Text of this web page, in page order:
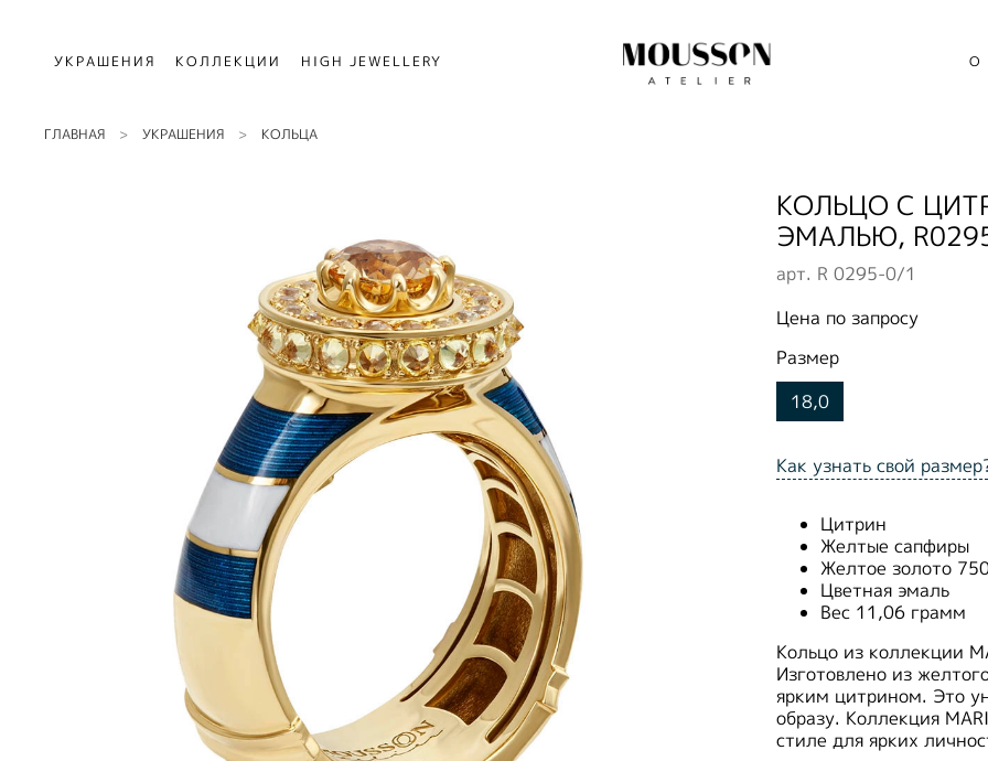
УКРАШЕНИЯ КОЛЛЕКЦИИ HIGH JEWELLERY О
ГЛАВНАЯ УКРАШЕНИЯ КОЛЬЦА
арт. R 0295-0/1
КОЛЬЦО С
ЭМАЛЬЮ,
Цена по запросу
Как узнать свой
Размер
18,0
Цитрин
Желтые сапфиры
Желтое золото
Цветная эмаль
Вес 11,06 грамм
Кольцо из коллекции
Изготовлено из
ярким цитрином. Это
образу. Коллекция
стиле для ярких